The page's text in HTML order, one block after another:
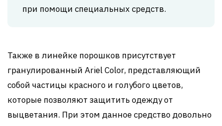
при помощи специальных средств.
Также в линейке порошков присутствует
гранулированный Ariel Color, представляющий
собой частицы красного и голубого цветов,
которые позволяют защитить одежду от
выцветания. При этом данное средство довольно